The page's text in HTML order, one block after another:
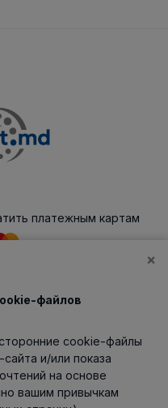
платежным картам
×
файлов
cookie-файлы
и/или показа
на основе
вашим привычкам